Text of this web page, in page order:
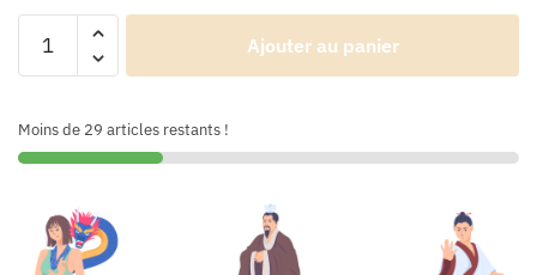
Ajouter au panier
Moins de 29 articles restants !